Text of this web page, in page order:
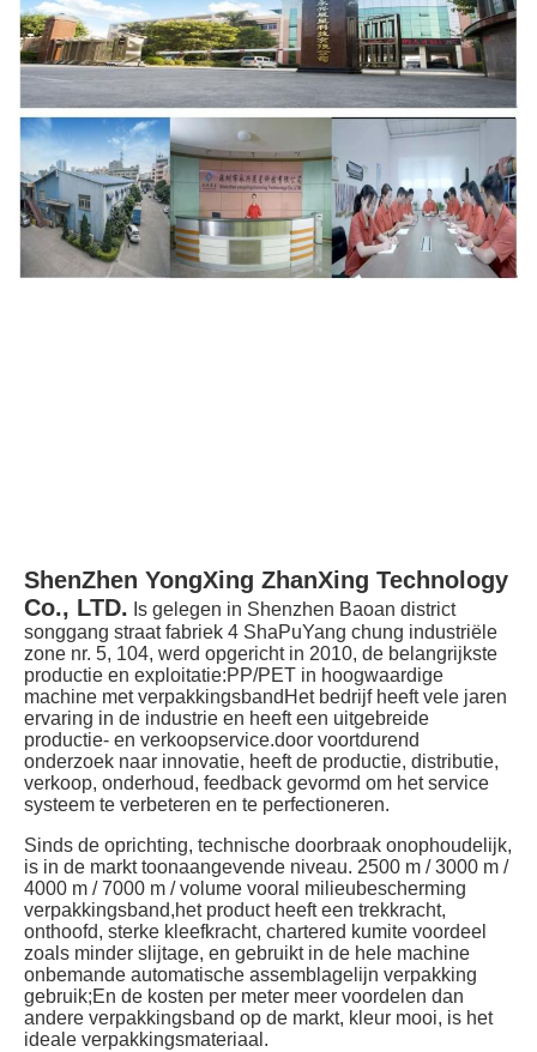
ShenZhen YongXing ZhanXing Technology
Co., LTD. Is gelegen in Shenzhen Baoan district
songgang straat fabriek 4 ShaPuYang chung industriële
zone nr. 5, 104, werd opgericht in 2010, de belangrijkste
productie en exploitatie:PP/PET in hoogwaardige
machine met verpakkingsbandHet bedrijf heeft vele jaren
ervaring in de industrie en heeft een uitgebreide
productie- en verkoopservice.door voortdurend
onderzoek naar innovatie, heeft de productie, distributie,
verkoop, onderhoud, feedback gevormd om het service
systeem te verbeteren en te perfectioneren.
Sinds de oprichting, technische doorbraak onophoudelijk,
is in de markt toonaangevende niveau. 2500 m / 3000 m /
4000 m / 7000 m / volume vooral milieubescherming
verpakkingsband,het product heeft een trekkracht,
onthoofd, sterke kleefkracht, chartered kumite voordeel
zoals minder slijtage, en gebruikt in de hele machine
onbemande automatische assemblagelijn verpakking
gebruik;En de kosten per meter meer voordelen dan
andere verpakkingsband op de markt, kleur mooi, is het
ideale verpakkingsmateriaal.